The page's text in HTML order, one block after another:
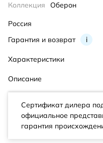
Гарантия и возврат i
Коллекция Оберон
Россия
Характеристики
Описание
Сертификат дилера
официальное
гарантия